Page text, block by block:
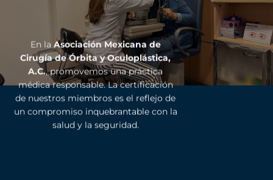
En la Asociación Mexicana de
Cirugía de Órbita y Oculoplástica,
A.C., promovemos una práctica
médica responsable. La certificación
de nuestros miembros es el reflejo de
un compromiso inquebrantable con la
salud y la seguridad.